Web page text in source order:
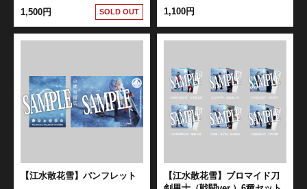
1,500円 SOLD OUT 1,100円
【江水散花雪】パンフレット
【江水散花雪】ブロマイド刀